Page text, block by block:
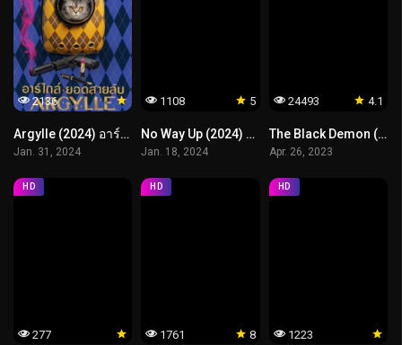
2136
Argylle (2024) อาร์ไกล์ ยอดสายลับ
Jan. 31, 2024
5
1108
No Way Up (2024) งาบคลั่งไฟลต์
Jan. 18, 2024
4.1
24493
The Black Demon (2023) เดอะแบล็ค เดมอน
Apr. 26, 2023
277
HD
8
1761
HD
1223
HD